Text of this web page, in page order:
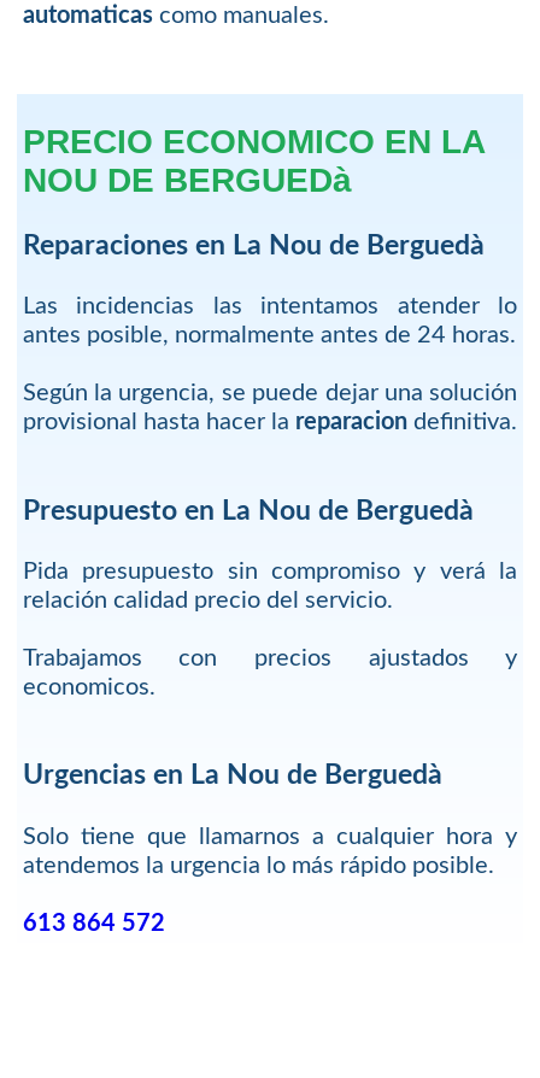
automaticascomo manuales.
PRECIO ECONOMICO EN LA
NOU DE BERGUEDà
Reparaciones en La Nou de Berguedà
Las incidencias las intentamos atender lo
antes posible, normalmente antes de 24 horas.
Según la urgencia, se puede dejar una solución
provisional hasta hacer la reparaciondefinitiva.
Presupuesto en La Nou de Berguedà
Pida presupuesto sin compromiso y verá la
relación calidad precio del servicio.
Trabajamos con precios ajustados y
economicos.
Urgencias en La Nou de Berguedà
Solo tiene que llamarnos a cualquier hora y
atendemos la urgencia lo más rápido posible.
613 864 572